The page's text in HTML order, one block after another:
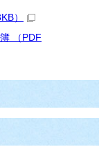
）
（PDF